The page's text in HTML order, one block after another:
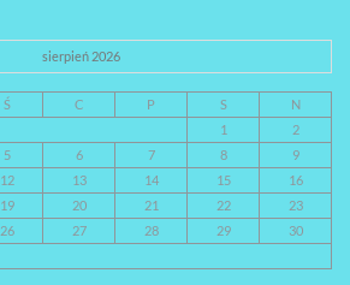
sierpień 2026
Ś C P S
N
1
2
5 6 7 8
9
12 13 14 15
16
19 20 21 22
23
26 27 28 29
30